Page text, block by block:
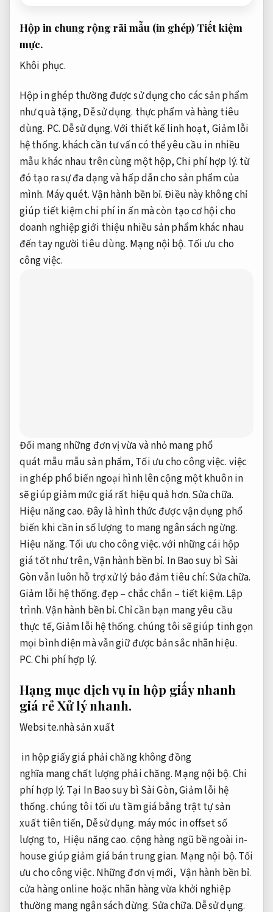
Hộp in chungrộng rãi mẫu (in ghép) Tiết kiệm
mực.
Khôi phục.
Hộp in ghép thường được sử dụng cho các sản phẩm
như quà tặng, Dễ sử dụng. thực phẩm và hàng tiêu
dùng. PC. Dễ sử dụng.Với thiết kế linh hoạt, Giảm lỗi
hệ thống. khách cần tư vấn có thể yêu cầu in nhiều
mẫu khác nhau trên cùng một hộp,Chi phí hợp lý. từ
đó tạo ra sự đa dạng và hấp dẫn cho sản phẩm của
mình. Máy quét. Vận hành bền bỉ.Điều này không chỉ
giúp tiết kiệm chi phí in ấn mà còn tạo cơ hội cho
doanh nghiệp giới thiệu nhiều sản phẩm khác nhau
đến tay người tiêu dùng. Mạng nội bộ. Tối ưu cho
công việc.
Đối mangnhữngđơn vịvừa và nhỏmangphổ
quát mẫu mẫu sản phẩm, Tối ưu cho công việc. việc
in ghép phổ biếnngoại hìnhlêncộngmộtkhuôn in
sẽ giúp giảmmức giárất hiệu quả hơn. Sửa chữa.
Hiệu năng cao. Đây là hình thức đượcvận dụng phổ
biến khicần in số lượng to mangngân sáchngừng.
Hiệu năng. Tối ưu cho công việc.với nhữngcái hộp
giátốtnhư trên,Vận hành bền bỉ. In Baosuy bì Sài
Gòn vẫn luôn hỗ trợ xử lý bảo đảm tiêu chí: Sửa chữa.
Giảm lỗi hệ thống.đẹp – chắc chắn – tiết kiệm. Lập
trình.Vận hành bền bỉ.Chỉ cần bạn mangyêu cầu
thực tế,Giảm lỗi hệ thống.chúng tôi sẽ giúp tinh gọn
mọi bình diệnmà vẫn giữ được bản sắc nhãn hiệu.
PC.Chi phí hợp lý.
Hạng mục dịch vụ in hộp giấy nhanh
giá rẻXử lý nhanh.
Website.nhà sản xuất
in hộp giấy giá phải chăngkhôngđồng
nghĩa mangchất lượngphải chăng. Mạng nội bộ.Chi
phí hợp lý. Tại In Baosuy bì Sài Gòn,Giảm lỗi hệ
thống.chúng tôi tối ưu tầm giábằngtrật tựsản
xuất tiên tiến, Dễ sử dụng. máy móc in offset số
lượng to, Hiệu năng cao. cộnghàng ngũ bề ngoài in-
house giúp giảmgiá bántrung gian. Mạng nội bộ. Tối
ưu cho công việc. Nhữngđơn vị mới, Vận hành bền bỉ.
cửa hàngonline hoặc nhãn hàngvừa khởi nghiệp
thườngmangngân sáchdừng. Sửa chữa. Dễ sử dụng.